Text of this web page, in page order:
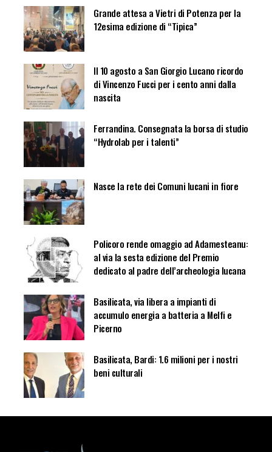
Grande attesa a Vietri di Potenza per la
12esima edizione di “Tipica”
Il 10 agosto a San Giorgio Lucano ricordo
di Vincenzo Fucci per i cento anni dalla
nascita
Ferrandina. Consegnata la borsa di studio
“Hydrolab per i talenti”
Nasce la rete dei Comuni lucani in fiore
Policoro rende omaggio ad Adamesteanu:
al via la sesta edizione del Premio
dedicato al padre dell’archeologia lucana
Basilicata, via libera a impianti di
accumulo energia a batteria a Melfi e
Picerno
Basilicata, Bardi: 1.6 milioni per i nostri
beni culturali